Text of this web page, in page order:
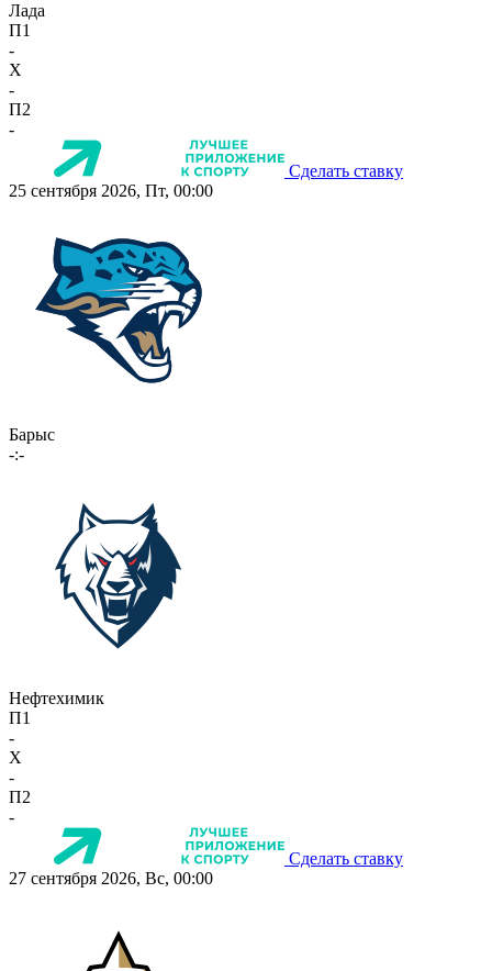
Лада
П1
-
X
-
П2
-
Сделать ставку
25 сентября 2026, Пт, 00:00
Барыс
-:-
Нефтехимик
П1
-
X
-
П2
-
Сделать ставку
27 сентября 2026, Вс, 00:00